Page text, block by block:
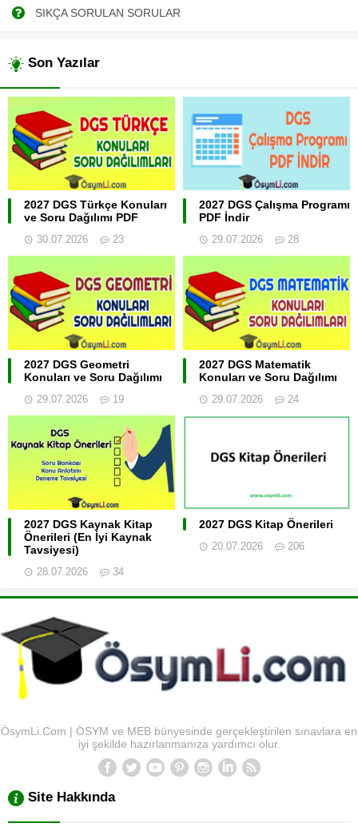
SIKÇA SORULAN SORULAR
Son Yazılar
2027 DGS Türkçe Konuları
ve Soru Dağılımı PDF
30.07.2026 23
2027 DGS Çalışma Programı
PDF İndir
29.07.2026 28
2027 DGS Geometri
Konuları ve Soru Dağılımı
29.07.2026 19
2027 DGS Matematik
Konuları ve Soru Dağılımı
29.07.2026 24
2027 DGS Kaynak Kitap
Önerileri (En İyi Kaynak
Tavsiyesi)
28.07.2026 34
2027 DGS Kitap Önerileri
20.07.2026 206
ÖsymLi.Com | ÖSYM ve MEB bünyesinde gerçekleştirilen sınavlara en
iyi şekilde hazırlanmanıza yardımcı olur.
Site Hakkında